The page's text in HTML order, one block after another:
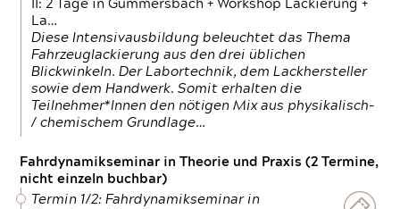
II: 2 Tage in Gummersbach + Workshop Lackierung +
La…
Diese Intensivausbildung beleuchtet das Thema
Fahrzeuglackierung aus den drei üblichen
Blickwinkeln. Der Labortechnik, dem Lackhersteller
sowie dem Handwerk. Somit erhalten die
Teilnehmer*Innen den nötigen Mix aus physikalisch-
/ chemischem Grundlage…
Fahrdynamikseminar in Theorie und Praxis (2 Termine,
nicht einzeln buchbar)
Termin 1/2: Fahrdynamikseminar in